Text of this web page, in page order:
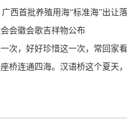
广西首批养殖用海“标准海”出让
会徽会歌吉祥物公布
，好好珍惜这一次，常回家看看，别
这个夏天，来自138个国家的157位青年，将以中文为钥，以真心相交。第二十